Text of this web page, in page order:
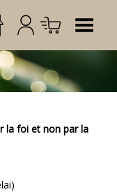
Quantité
Prix
la foi et non par la